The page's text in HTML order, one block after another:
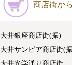
商店街か
大井銀座商店街(振)
大井サンピア商店街(